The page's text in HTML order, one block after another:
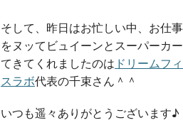
そして、昨日はお忙しい中、お仕
をヌッてビュイーンとスーパーカ
てきてくれましたのは ドリームフ
スラボ代表の千束さん＾＾
いつも遥々ありがとうございます♪